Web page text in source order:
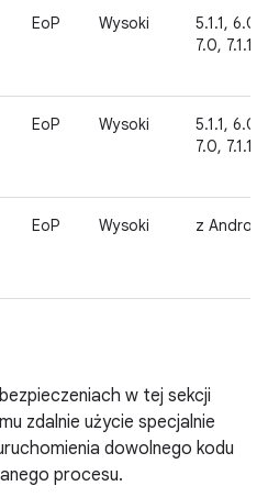
EoP Wysoki
5.1.1, 6.0,
7.0, 7.1.1,
EoP Wysoki
5.1.1, 6.0,
7.0, 7.1.1,
EoP Wysoki z
w tej sekcji
zdalnie użycie specjalnie
dowolnego kodu
procesu.